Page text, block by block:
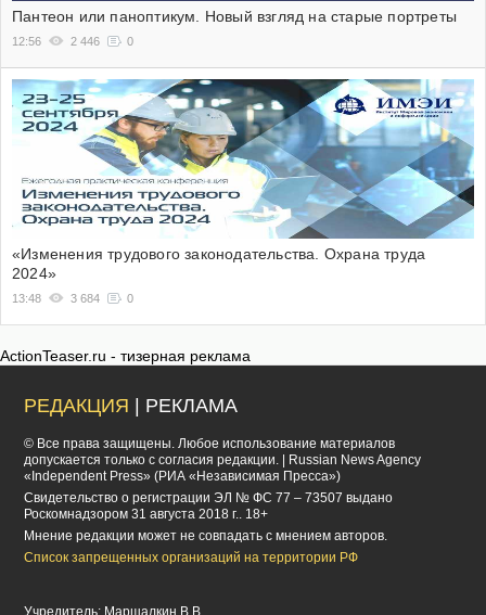
Пантеон или паноптикум. Новый взгляд на старые портреты
12:56 2 446 0
«Изменения трудового законодательства. Охрана труда
2024»
13:48 3 684 0
ActionTeaser.ru - тизерная реклама
РЕДАКЦИЯ | РЕКЛАМА
© Все права защищены. Любое использование материалов
допускается только с согласия редакции. | Russian News Agency
«Independent Press» (РИА «Независимая Пресса»)
Cвидетельство о регистрации ЭЛ № ФС 77 – 73507 выдано
Роскомнадзором 31 августа 2018 г.. 18+
Мнение редакции может не совпадать с мнением авторов.
Список запрещенных организаций на территории РФ
Учредитель: Маршалкин В.В.